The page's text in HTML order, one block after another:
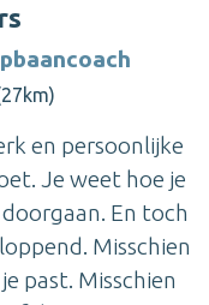
en persoonlijke
Je weet hoe je
En toch
Misschien
past. Misschien